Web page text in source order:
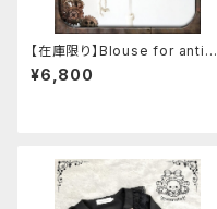
【在庫限り】Blouse for antiqu
e automaton
¥6,800